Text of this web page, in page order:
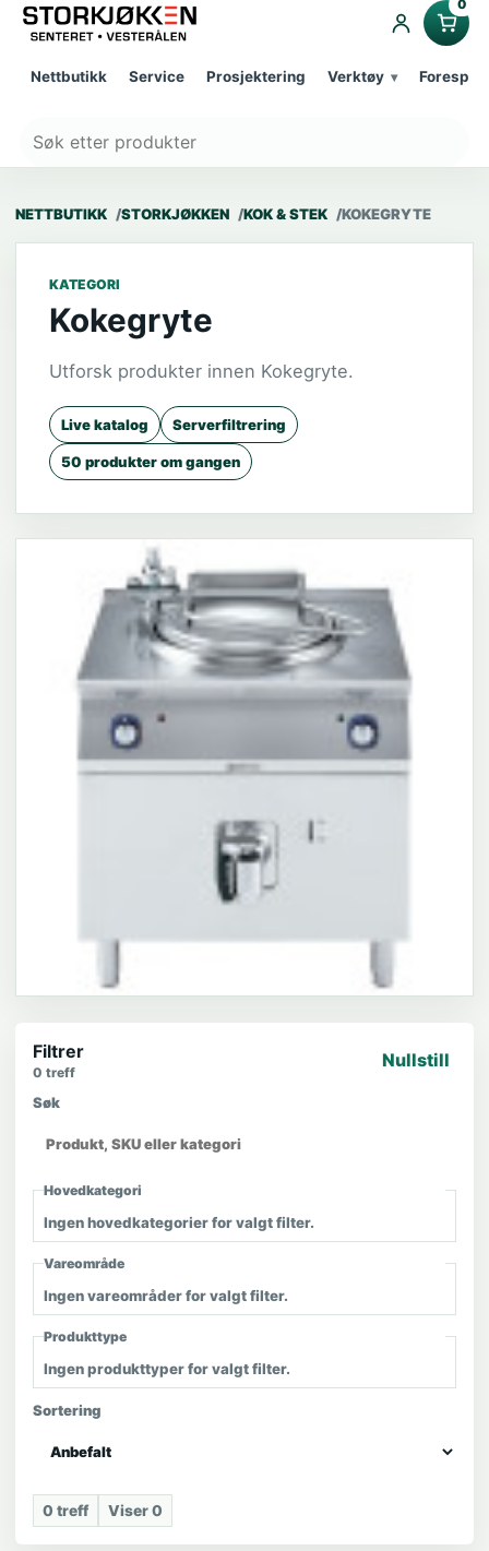
Nettbutikk Service Prosjektering Verktøy
0
NETTBUTIKK STORKJØKKEN KOK & STEK KOKEGRYTE
KATEGORI
Kokegryte
Utforsk produkter innen Kokegryte.
Live katalog Serverfiltrering
50 produkter om gangen
Filtrer
0 treff
Nullstill
Søk
Hovedkategori
Ingen hovedkategorier for valgt filter.
Vareområde
Ingen vareområder for valgt filter.
Produkttype
Ingen produkttyper for valgt filter.
Sortering
0 treff Viser0